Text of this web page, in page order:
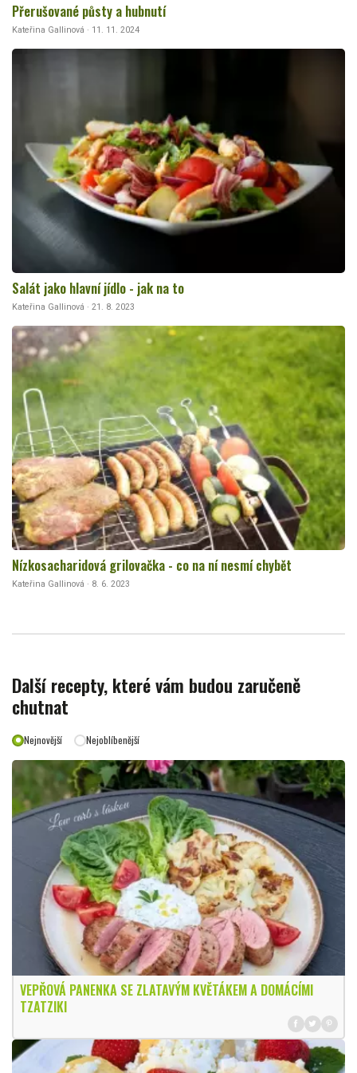
Přerušované půsty a hubnutí
Kateřina Gallinová · 11. 11. 2024
Salát jako hlavní jídlo - jak na to
Kateřina Gallinová · 21. 8. 2023
Nízkosacharidová grilovačka - co na ní nesmí chybět
Kateřina Gallinová · 8. 6. 2023
Další recepty, které vám budou zaručeně
chutnat
Nejnovější Nejoblíbenější
VEPŘOVÁ PANENKA SE ZLATAVÝM KVĚTÁKEM A DOMÁCÍMI
TZATZIKI